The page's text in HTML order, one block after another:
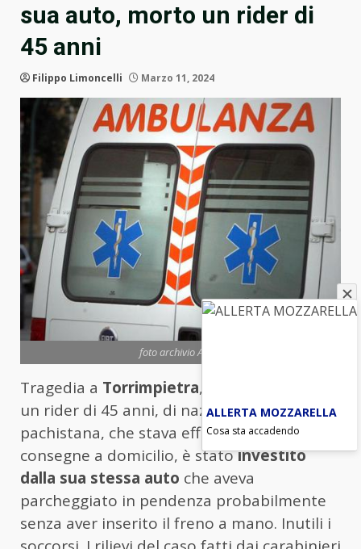
sua auto, morto un rider di
45 anni
Filippo Limoncelli Marzo 11, 2024
foto archivio ANSA
Tragedia a Torrimpietra, vicino Roma, dove
un rider di 45 anni, di nazionalità
pachistana, che stava effettuando delle
consegne a domicilio, è statoinvestito
dalla sua stessa auto che aveva
parcheggiato in pendenza probabilmente
senza aver inserito il freno a mano. Inutili i
ALLERTA MOZZARELLA
Cosa sta accadendo